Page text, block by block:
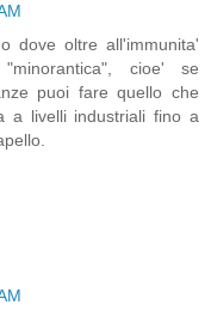
dove oltre all'immunita'
cioe' se
puoi fare quello che
a livelli industriali fino a